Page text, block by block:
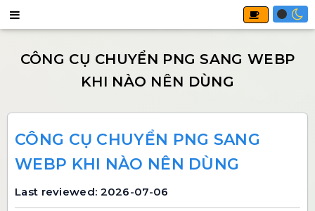
CÔNG CỤ CHUYỂN PNG SANG
WEBP KHI NÀO NÊN DÙNG
Last reviewed: 2026-07-06